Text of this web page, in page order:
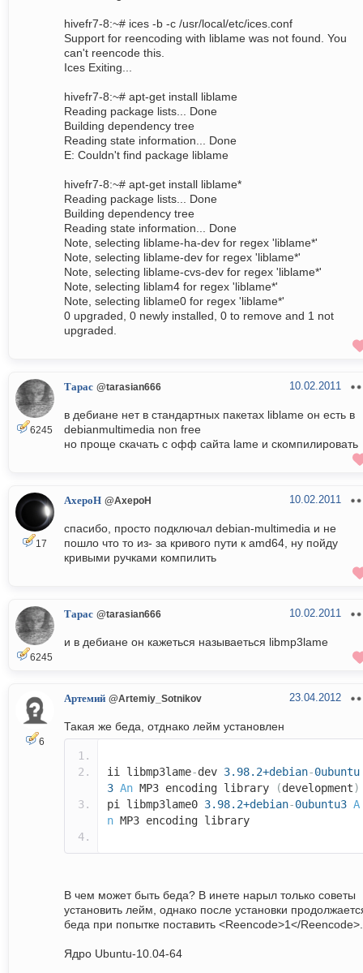
hivefr7-8:~# ices -b -c /usr/local/etc/ices.conf
Support for reencoding with liblame was not found. You
can't reencode this.
Ices Exiting...
hivefr7-8:~# apt-get install liblame
Reading package lists... Done
Building dependency tree
Reading state information... Done
E: Couldn't find package liblame
hivefr7-8:~# apt-get install liblame*
Reading package lists... Done
Building dependency tree
Reading state information... Done
Note, selecting liblame-ha-dev for regex 'liblame*'
Note, selecting liblame-dev for regex 'liblame*'
Note, selecting liblame-cvs-dev for regex 'liblame*'
Note, selecting liblam4 for regex 'liblame*'
Note, selecting liblame0 for regex 'liblame*'
0 upgraded, 0 newly installed, 0 to remove and 1 not
upgraded.
6245
Тарас @tarasian666 10.02.2011
в дебиане нет в стандартных пакетах liblame он есть в
debianmultimedia non free
но проще скачать с офф сайта lame и скомпилировать
17
AxepoH @AxepoH 10.02.2011
спасибо, просто подключал debian-multimedia и не
пошло что то из- за кривого пути к amd64, ну пойду
кривыми ручками компилить
6245
Тарас @tarasian666 10.02.2011
и в дебиане он кажеться называеться libmp3lame
6
Артемий @Artemiy_Sotnikov 23.04.2012
Такая же беда, отднако лейм установлен
ii libmp3lame-dev 3.98.2+debian-0ubuntu
3 An MP3 encoding library (development)
pi libmp3lame0 3.98.2+debian-0ubuntu3 A
n MP3 encoding library
В чем может быть беда? В инете нарыл только советы
установить лейм, однако после установки
беда при попытке поставить <Reencode>1</Reencode>.
Ядро Ubuntu-10.04-64